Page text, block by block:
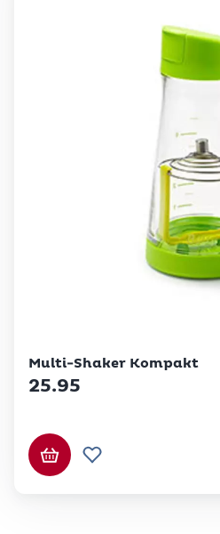
Multi-Shaker Kompakt
25.95
In den Warenkorb
Zur Wunschliste